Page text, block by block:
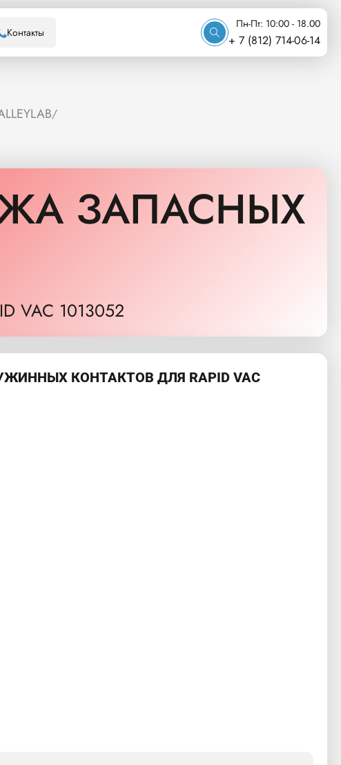
Контакты
Пн-Пт: 10:00 - 18.00
+ 7 (812) 714-06-14
/
ЗАПАСНЫХ
1013052
КОНТАКТОВ ДЛЯ RAPID VAC